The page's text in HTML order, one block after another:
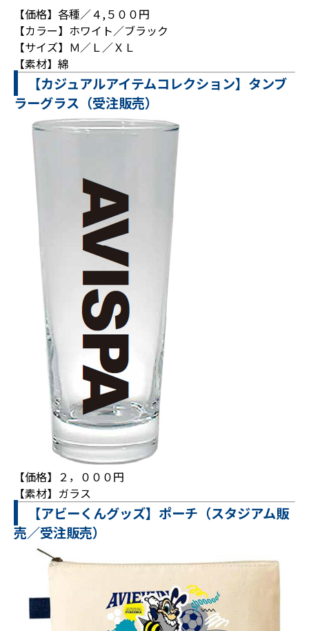
【価格】各種／４,５００円
【カラー】ホワイト／ブラック
【サイズ】Ｍ／Ｌ／ＸＬ
【素材】綿
【カジュアルアイテムコレクション】タンブ
ラーグラス（受注販売）
【価格】２，０００円
【素材】ガラス
【アビーくんグッズ】ポーチ（スタジアム販
売／受注販売）